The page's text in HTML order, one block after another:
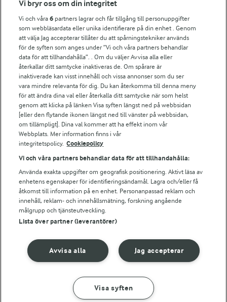
För ägare
Arlas kundportal
Arla.com
Falbygdens Ost
Arla webbshop
Bildbank
Följ oss
© 2026 Arla Foods
Integritetspolicy
Vi bryr oss om din integritet
Vi och våra6 partners lagrar och får tillgång till personuppgifter
som webbläsardata eller unika identifierare på din enhet . Genom
att välja Jag accepterar tillåter du att spårningstekniker används
för de syften som anges under ”Vi och våra partners behandlar
data för att tillhandahålla”. . Om du väljer Avvisa alla eller
återkallar ditt samtycke inaktiveras de. Om spårare är
inaktiverade kan visst innehåll och vissa annonser som du ser
vara mindre relevanta för dig. Du kan återkomma till denna meny
för att ändra dina val eller återkalla ditt samtycke när som helst
genom att klicka på länken Visa syften längst ned på webbsidan
[eller den flytande ikonen längst ned till vänster på webbsidan,
om tillämpligt]. Dina val kommer att ha effekt inom vår
Webbplats. Mer information finns i vår
integritetspolicy. Cookiepolicy
Vi och våra partners behandlar data för att tillhandahålla:
Använda exakta uppgifter om geografisk positionering. Aktivt läsa av
enhetens egenskaper för identifieringsändamål. Lagra och/eller få
åtkomst till information på en enhet. Personanpassad reklam och
innehåll, reklam- och innehållsmätning, forskning angående
målgrupp och tjänsteutveckling.
Lista över partner (leverantörer)
Jag accepterar
Avvisa alla
Visa syften